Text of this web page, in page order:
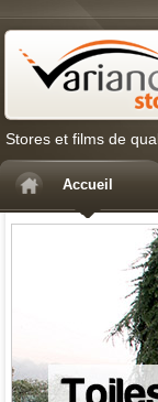
Stores et films de
Accueil